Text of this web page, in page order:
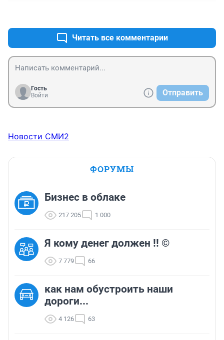
Читать все комментарии
Гость
Войти
Отправить
Новости СМИ2
ФОРУМЫ
Бизнес в облаке
217 205 1 000
Я кому денег должен !! ©
7 779 66
как нам обустроить наши
дороги...
4 126 63